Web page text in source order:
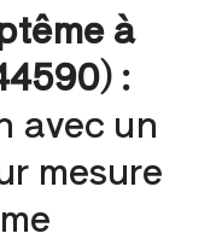
à
:
avec un
mesure